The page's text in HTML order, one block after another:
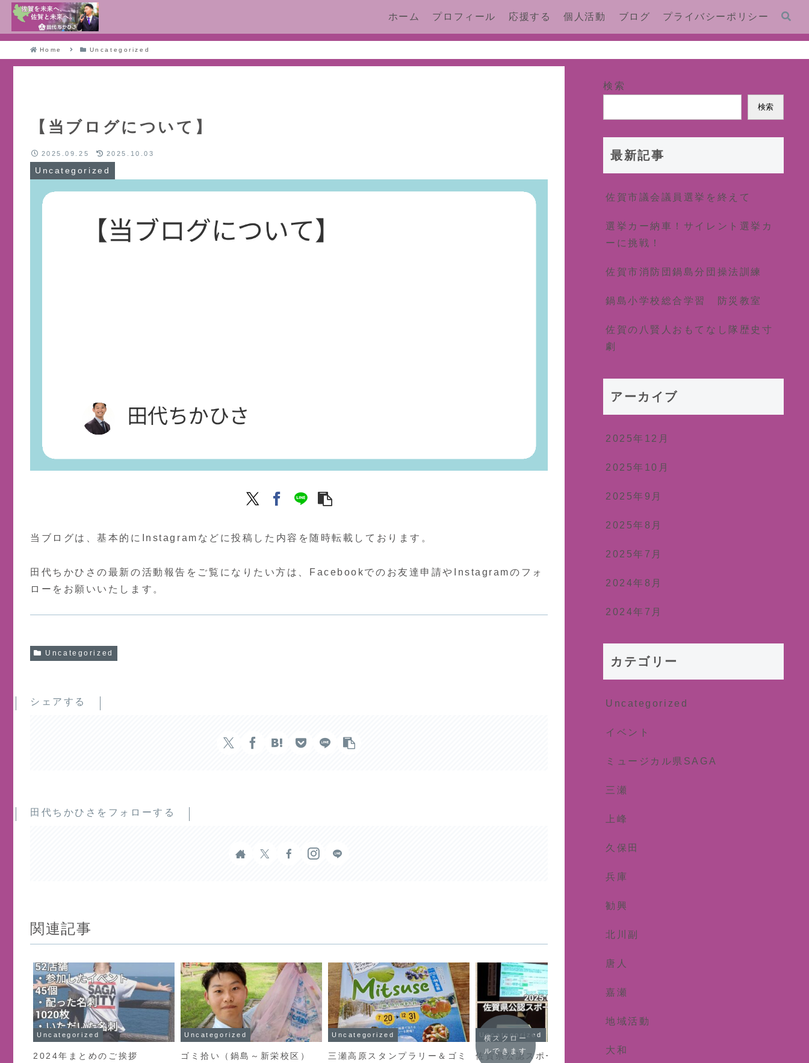
ホーム プロフィール 応援する 個人活動 ブログ プライバシーポリシー
Home Uncategorized
【当ブログについて】
Uncategorized
2025.09.25 2025.10.03
当ブログは、基本的にInstagramなどに投稿した内容を随時転載しております。
田代ちかひさの最新の活動報告をご覧になりたい方は、Facebookでのお友達申請やInstagramのフォ
ローをお願いいたします。
Uncategorized
シェアする
田代ちかひさをフォローする
関連記事
Uncategorized
2024年まとめのご挨拶
Uncategorized
ゴミ拾い（鍋島～新栄校区）
Uncategorized
三瀬高原スタンプラリー＆ゴミ
Uncategorized
佐賀県公認スポーツ指導者研修
勉強もしています
横スクロー
ルできます
検索
検索
最新記事
佐賀市議会議員選挙を終えて
選挙カー納車！サイレント選挙カ
ーに挑戦！
佐賀市消防団鍋島分団操法訓練
鍋島小学校総合学習 防災教室
佐賀の八賢人おもてなし隊歴史寸
劇
アーカイブ
2025年12月
2025年10月
2025年9月
2025年8月
2025年7月
2024年8月
2024年7月
カテゴリー
Uncategorized
イベント
ミュージカル県SAGA
三瀬
上峰
久保田
兵庫
勧興
北川副
唐人
嘉瀬
地域活動
大和